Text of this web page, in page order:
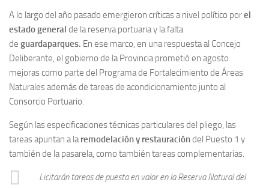
A lo largo del año pasado emergieron críticas a nivel político porel
estado general de la reserva portuaria y la falta
de guardaparques. En ese marco, en una respuesta al Concejo
Deliberante, el gobierno de la Provincia prometió en agosto
mejoras como parte del Programa de Fortalecimiento de Áreas
Naturales además de tareas de acondicionamiento junto al
Consorcio Portuario.
Según las especificaciones técnicas particulares del pliego, las
tareas apuntan a laremodelación y restauracióndel Puesto 1 y
también de la pasarela, como también tareas complementarias.
Licitarán tareas de puesta en valor en la Reserva Natural del